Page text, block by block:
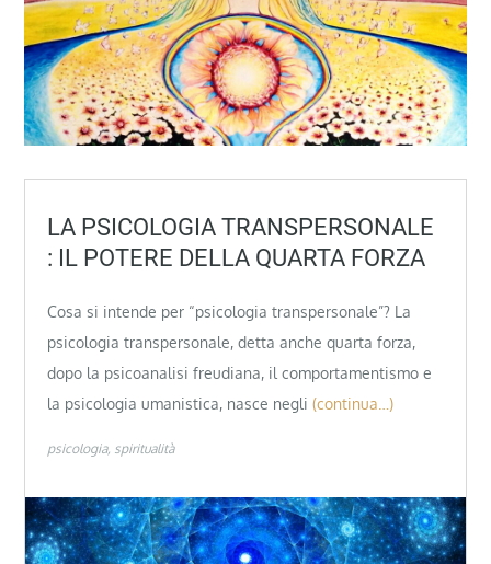
LA PSICOLOGIA TRANSPERSONALE
: IL POTERE DELLA QUARTA FORZA
Cosa si intende per “psicologia transpersonale”? La
psicologia transpersonale, detta anche quarta forza,
dopo la psicoanalisi freudiana, il comportamentismo e
la psicologia umanistica, nasce negli (continua…)
psicologia spiritualità